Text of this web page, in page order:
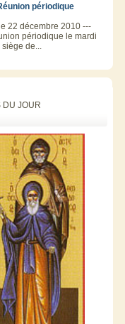
périodique
décembre 2010 ---
périodique le mardi
de...
DU JOUR